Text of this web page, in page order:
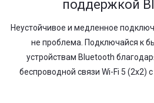
поддержкой
Неустойчивое и медленное
не проблема. Подключайся к
устройствам Bluetooth
беспроводной связи Wi-Fi 5 (2x2)